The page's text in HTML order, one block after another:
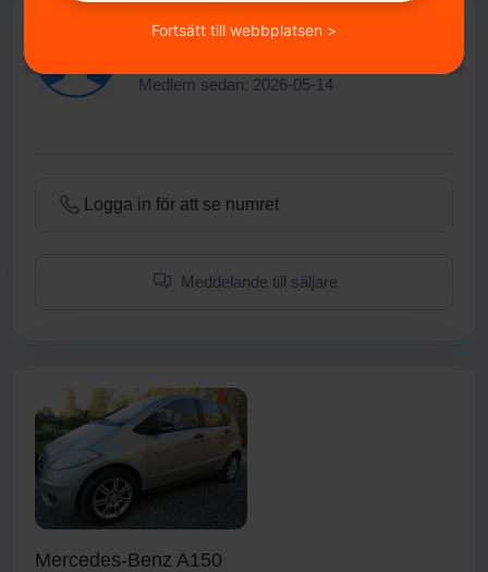
Medlem sedan: 2026-05-14
Logga in för att se numret
Meddelande till säljare
Mercedes-Benz A150
Fortsätt till webbplatsen >